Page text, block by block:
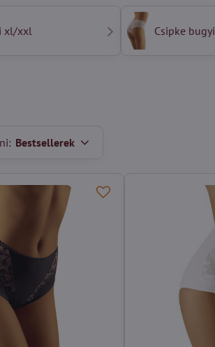
xl/xxl Csipke bugyi
Bestsellerek